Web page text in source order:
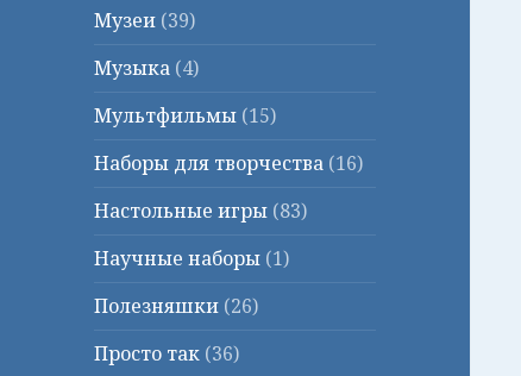
Музеи (39)
Музыка (4)
Мультфильмы (15)
Наборы для творчества (16)
Настольные игры (83)
Научные наборы (1)
Полезняшки (26)
Просто так (36)